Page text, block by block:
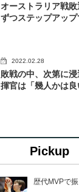
オーストラリア戦
ずつステップアッ
2022.02.28
敗戦の中、次第に
揮官は「幾人かは良
Pickup
歴代MVPで